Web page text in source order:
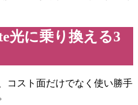
光に乗り換える3
コスト面だけでなく使い勝手